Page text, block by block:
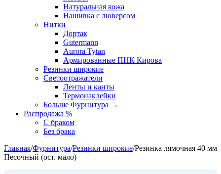
Натуральная кожа
Нашивка с люверсом
Нитки
Дортак
Gutermann
Aurora Tytan
Армированные ПНК Кирова
Резинки широкие
Светоотражатели
Ленты и канты
Термонаклейки
Больше Фурнитура →
Распродажа %
С браком
Без брака
Главная/Фурнитура/Резинки широкие/Резинка лямочная 40 мм
Песочный (ост. мало)